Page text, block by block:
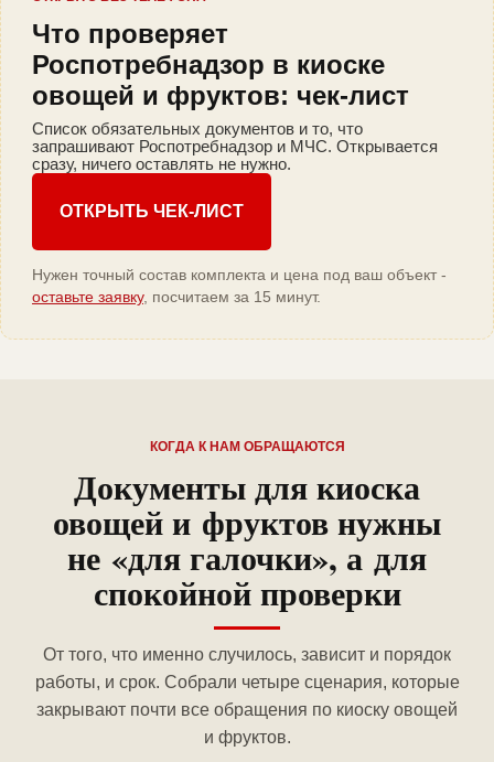
Что проверяет
Роспотребнадзор в киоске
овощей и фруктов: чек-лист
Список обязательных документов и то, что
запрашивают Роспотребнадзор и МЧС. Открывается
сразу, ничего оставлять не нужно.
ОТКРЫТЬ ЧЕК-ЛИСТ
Нужен точный состав комплекта и цена под ваш объект -
оставьте заявку, посчитаем за 15 минут.
КОГДА К НАМ ОБРАЩАЮТСЯ
Документы для киоска
овощей и фруктов нужны
не «для галочки», а для
спокойной проверки
От того, что именно случилось, зависит и порядок
работы, и срок. Собрали четыре сценария, которые
закрывают почти все обращения по киоску овощей
и фруктов.